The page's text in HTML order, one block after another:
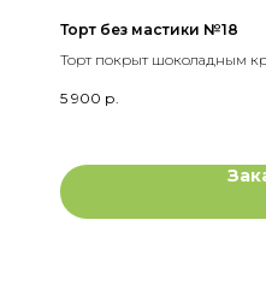
Торт без мастики №18
Торт покрыт шоколадным
5 900 р.